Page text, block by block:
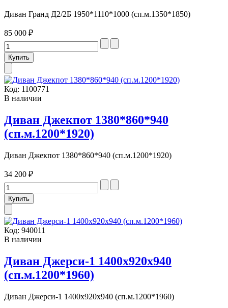
Диван Гранд Д2/2Б 1950*1110*1000 (сп.м.1350*1850)
85 000 ₽
Код: 1100771
В наличии
Диван Джекпот 1380*860*940
(сп.м.1200*1920)
Диван Джекпот 1380*860*940 (сп.м.1200*1920)
34 200 ₽
Код: 940011
В наличии
Диван Джерси-1 1400х920х940
(сп.м.1200*1960)
Диван Джерси-1 1400х920х940 (сп.м.1200*1960)